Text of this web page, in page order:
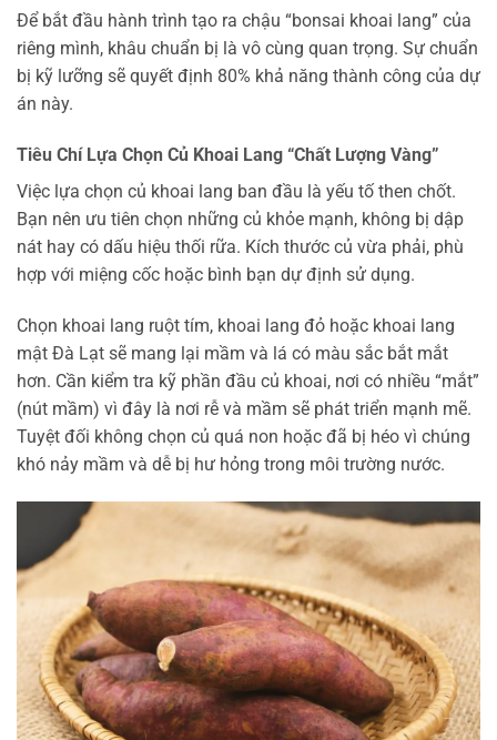
Để bắt đầu hành trình tạo ra chậu “bonsai khoai lang” của
riêng mình, khâu chuẩn bị là vô cùng quan trọng. Sự chuẩn
bị kỹ lưỡng sẽ quyết định 80% khả năng thành công của dự
án này.
Tiêu Chí Lựa Chọn Củ Khoai Lang “Chất Lượng Vàng”
Việc lựa chọn củ khoai lang ban đầu là yếu tố then chốt.
Bạn nên ưu tiên chọn những củ khỏe mạnh, không bị dập
nát hay có dấu hiệu thối rữa. Kích thước củ vừa phải, phù
hợp với miệng cốc hoặc bình bạn dự định sử dụng.
Chọn khoai lang ruột tím, khoai lang đỏ hoặc khoai lang
mật Đà Lạt sẽ mang lại mầm và lá có màu sắc bắt mắt
hơn. Cần kiểm tra kỹ phần đầu củ khoai, nơi có nhiều “mắt”
(nút mầm) vì đây là nơi rễ và mầm sẽ phát triển mạnh mẽ.
Tuyệt đối không chọn củ quá non hoặc đã bị héo vì chúng
khó nảy mầm và dễ bị hư hỏng trong môi trường nước.